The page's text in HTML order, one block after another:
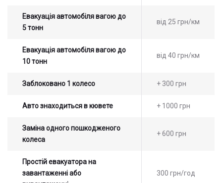
Евакуація автомобіля вагою до
5 тонн
від 25 грн/км
Евакуація автомобіля вагою до
10 тонн
від 40 грн/км
Заблоковано 1 колесо + 300 грн
Авто знаходиться в кювете + 1000 грн
Заміна одного пошкодженого
колеса
+ 600 грн
Простій евакуатора на
завантаженні або
300 грн/год